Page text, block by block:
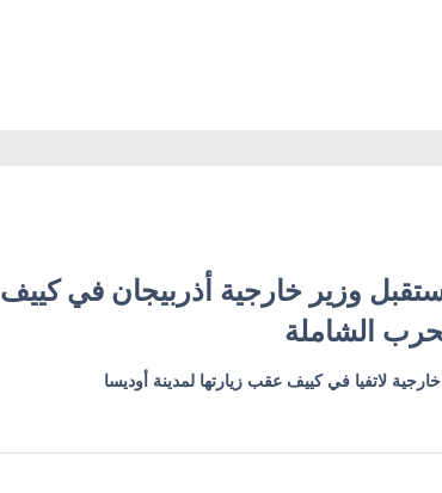
وزير خارجية أذربيجان في كييف
الشاملة
لاتفيا في كييف عقب زيارتها لمدينة أوديسا